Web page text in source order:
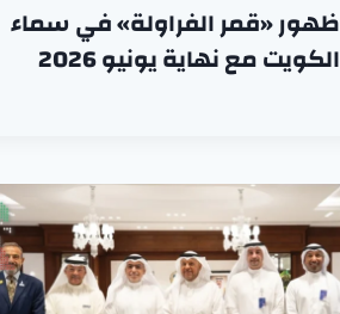
ظهور «قمر الفراولة» في سماء
الكويت مع نهاية يونيو 2026